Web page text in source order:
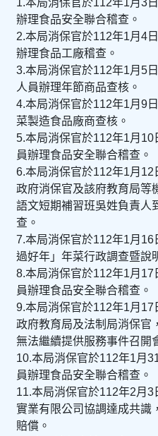
1.本局消保官於112年1月3
辦理食品安全聯合稽查。
2.本局消保官於112年1月4
辦理食品工廠稽查。
3.本局消保官於112年1月5
人員辦理年節商品查核。
4.本局消保官於112年1月9
菜製造食品廠商查核。
5.本局消保官於112年1月
員辦理食品安全聯合稽查。
6.本局消保官於112年1月
政府消保官及該府教育局等
語文短期補習班吳姓負責人
查。
7.本局消保官於112年1月
過好年」年菜行政調查暨說
8.本局消保官於112年1月
員辦理食品安全聯合稽查。
9.本局消保官於112年1月
政府教育局及法制局消保官
無法繼續提供服務事件召開
10.本局消保官於112年1月
員辦理食品安全聯合稽查。
11.本局消保官於112年2月
實業有限公司協調達成共識
賠償。